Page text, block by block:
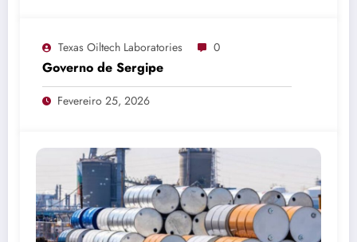
Texas Oiltech Laboratories 0
Governo de Sergipe
Fevereiro 25, 2026